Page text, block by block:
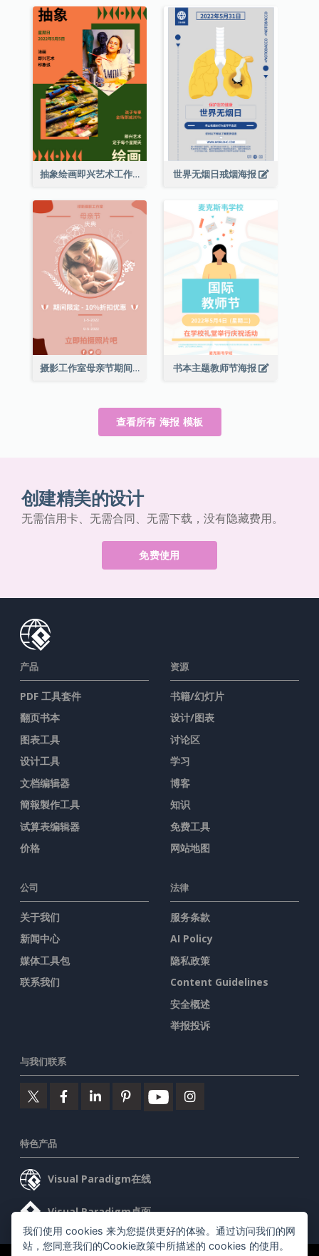
抽象绘画即兴艺术工作坊海报 世界无烟日戒烟海报
摄影工作室母亲节期间限定优惠宣传海报 书本主题教师节海报
查看所有 海报 模板
创建精美的设计
无需信用卡、无需合同、无需下载，没有隐藏费用。
免费使用
产品
PDF 工具套件
翻页书本
图表工具
设计工具
文档编辑器
簡報製作工具
试算表编辑器
价格
资源
书籍/幻灯片
设计/图表
讨论区
学习
博客
知识
免费工具
网站地图
公司
关于我们
新闻中心
媒体工具包
联系我们
法律
服务条款
AI Policy
隐私政策
Content Guidelines
安全概述
举报投诉
与我们联系
特色产品
Visual Paradigm在线
Visual Paradigm桌面
我们使用 cookies 来为您提供更好的体验。通过访问我们的网
站，您同意我们的Cookie政策中所描述的 cookies 的使用。